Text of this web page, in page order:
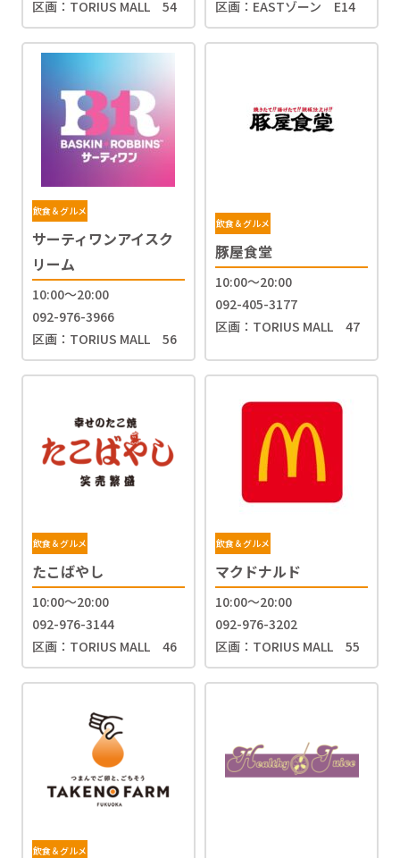
区画：TORIUS MALL 54 区画：EASTゾーン E14
飲食＆グルメ
サーティワンアイスク
リーム
10:00～20:00
092-976-3966
区画：TORIUS MALL 56
飲食＆グルメ
豚屋食堂
10:00～20:00
092-405-3177
区画：TORIUS MALL 47
飲食＆グルメ
たこばやし
10:00～20:00
092-976-3144
区画：TORIUS MALL 46
飲食＆グルメ
マクドナルド
10:00～20:00
092-976-3202
区画：TORIUS MALL 55
飲食＆グルメ